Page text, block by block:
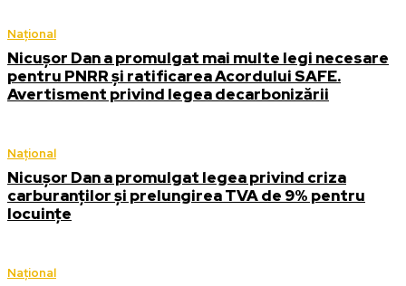
Național
Nicușor Dan a promulgat mai multe legi necesare
pentru PNRR și ratificarea Acordului SAFE.
Avertisment privind legea decarbonizării
Național
Nicușor Dan a promulgat legea privind criza
carburanților și prelungirea TVA de 9% pentru
locuințe
Național